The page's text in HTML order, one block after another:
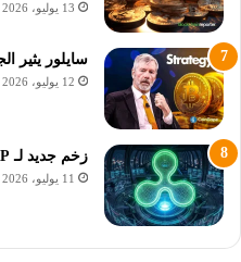
13 يوليو، 2026
سايلور يثير
12 يوليو، 2026
زخم جديد لـ XRP قبل تصويت CLARITY
11 يوليو، 2026